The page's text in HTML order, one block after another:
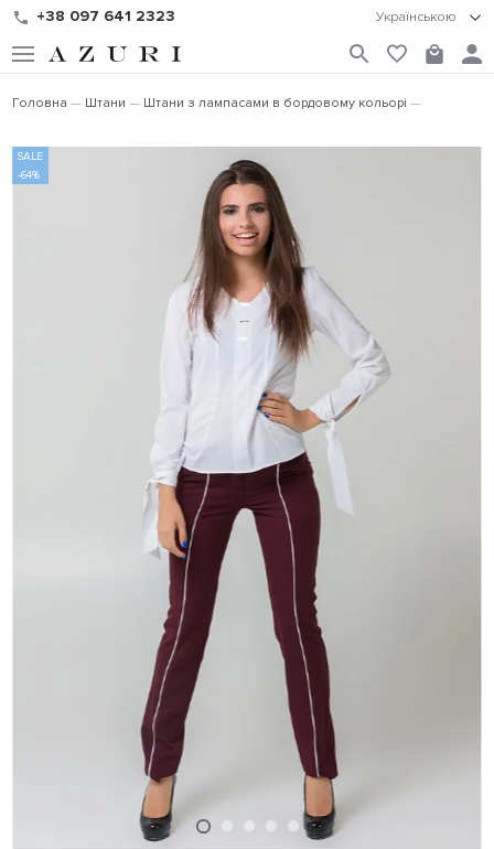
+38 097 641 2323 Українською
Головна Штани Штани з лампасами в бордовому кольорі